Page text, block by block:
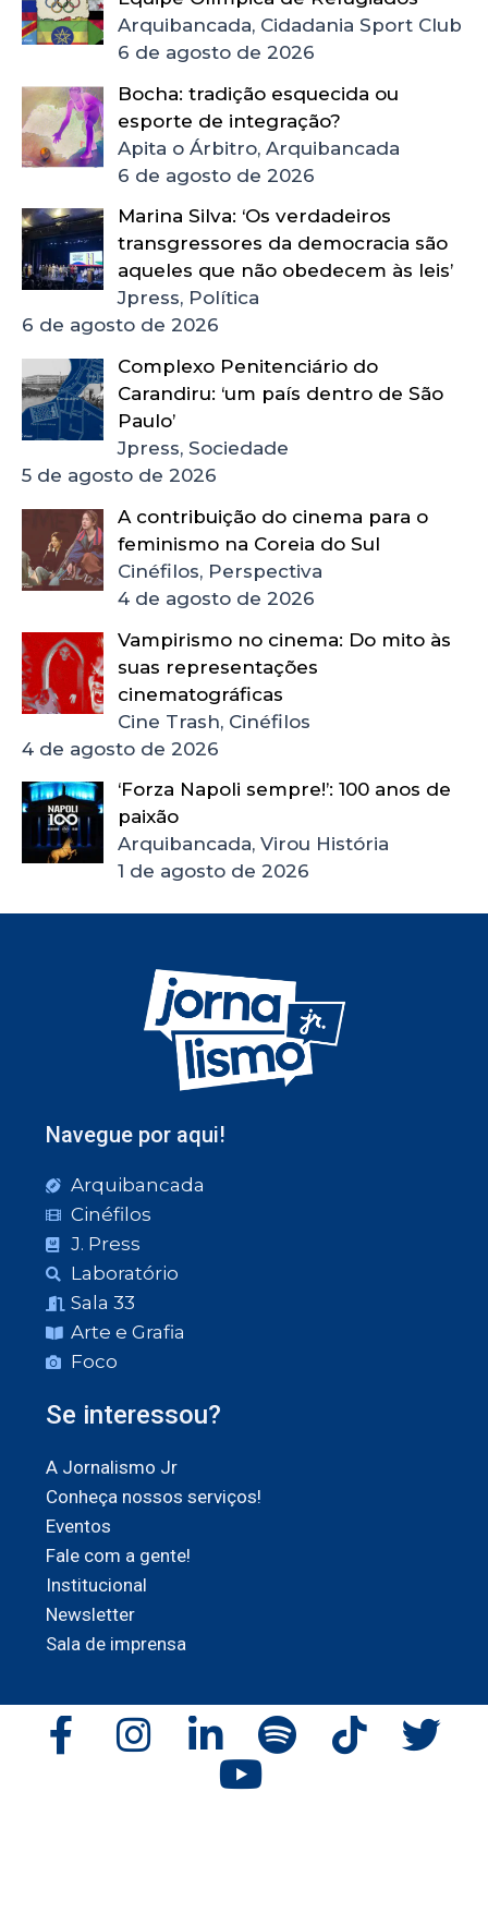
Arquibancada, Cidadania Sport Club
6 de agosto de 2026
Bocha: tradição esquecida ou
esporte de integração?
Apita o Árbitro, Arquibancada
6 de agosto de 2026
Marina Silva: ‘Os verdadeiros
transgressores da democracia são
aqueles que não obedecem às leis’
Jpress, Política
6 de agosto de 2026
Complexo Penitenciário do
Carandiru: ‘um país dentro de São
Paulo’
Jpress, Sociedade
5 de agosto de 2026
A contribuição do cinema para o
feminismo na Coreia do Sul
Cinéfilos, Perspectiva
4 de agosto de 2026
Vampirismo no cinema: Do mito às
suas representações
cinematográficas
Cine Trash, Cinéfilos
4 de agosto de 2026
‘Forza Napoli sempre!’: 100 anos de
paixão
Arquibancada, Virou História
1 de agosto de 2026
Navegue por aqui!
Arquibancada
Cinéfilos
J. Press
Laboratório
Sala 33
Arte e Grafia
Foco
Se interessou?
A Jornalismo Jr
Conheça nossos serviços!
Eventos
Fale com a gente!
Institucional
Newsletter
Sala de imprensa